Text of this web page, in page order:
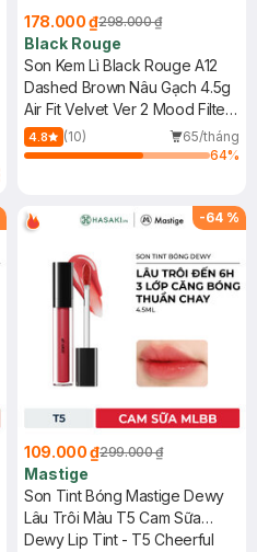
178.000 ₫298.000 ₫
Black Rouge
Son Kem Lì Black Rouge A12
Dashed Brown Nâu Gạch 4.5g
Air Fit Velvet Ver 2 Mood Filter
#A12 Dashed Brown
4.8 (10)
65/tháng
64%
-64 %
109.000 ₫299.000 ₫
Mastige
Son Tint Bóng Mastige Dewy
Lâu Trôi Màu T5 Cam Sữa
4.5ml
Dewy Lip Tint - T5 Cheerful